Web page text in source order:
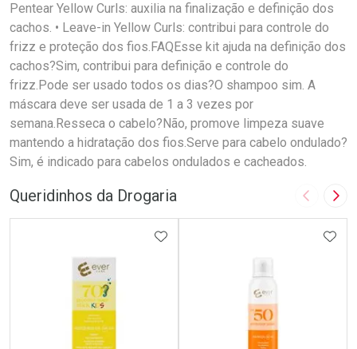
Pentear Yellow Curls: auxilia na finalização e definição dos
cachos. • Leave-in Yellow Curls: contribui para controle do
frizz e proteção dos fios.FAQEsse kit ajuda na definição dos
cachos?Sim, contribui para definição e controle do
frizz.Pode ser usado todos os dias?O shampoo sim. A
máscara deve ser usada de 1 a 3 vezes por
semana.Resseca o cabelo?Não, promove limpeza suave
mantendo a hidratação dos fios.Serve para cabelo ondulado?
Sim, é indicado para cabelos ondulados e cacheados.
Queridinhos da Drogaria Imagem
ADICIONAR AOS FAVORITOS